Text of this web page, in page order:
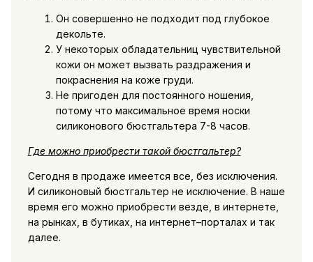
Он совершенно не подходит под глубокое
декольте.
У некоторых обладательниц чувствительной
кожи он может вызвать раздражения и
покраснения на коже груди.
Не пригоден для постоянного ношения,
потому что максимальное время носки
силиконового бюстгальтера 7-8 часов.
Где можно приобрести такой бюстгальтер?
Сегодня в продаже имеется все, без исключения.
И силиконовый бюстгальтер не исключение. В наше
время его можно приобрести везде, в интернете,
на рынках, в бутиках, на интернет–порталах и так
далее.